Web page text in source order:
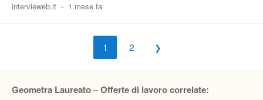
intervieweb.it - 1 mese fa
1 2
Geometra Laureato – Offerte di lavoro correlate: